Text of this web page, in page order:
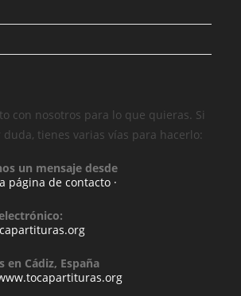
con nosotros para lo que quieras. Si
tienes varias vías para hacerlo:
un mensaje desde
página de contacto ·
en Cádiz, España